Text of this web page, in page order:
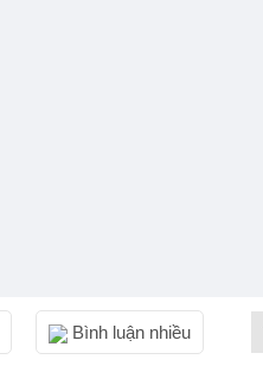
Bình luận nhiều